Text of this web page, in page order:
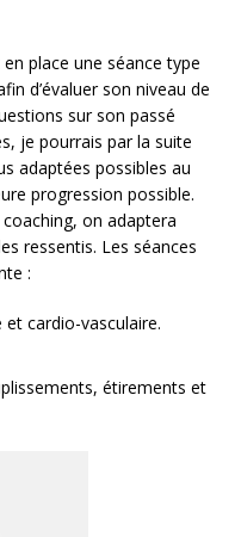
place une séance type
d’évaluer son niveau de
sur son passé
je pourrais par la suite
adaptées possibles au
progression possible.
on adaptera
ressentis. Les séances
:
cardio-vasculaire.
étirements et